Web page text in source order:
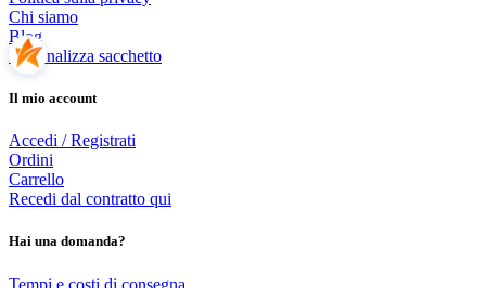
Chi siamo
Blog
Personalizza sacchetto
Il mio account
Accedi / Registrati
Ordini
Carrello
Recedi dal contratto qui
Hai una domanda?
Tempi e costi di consegna